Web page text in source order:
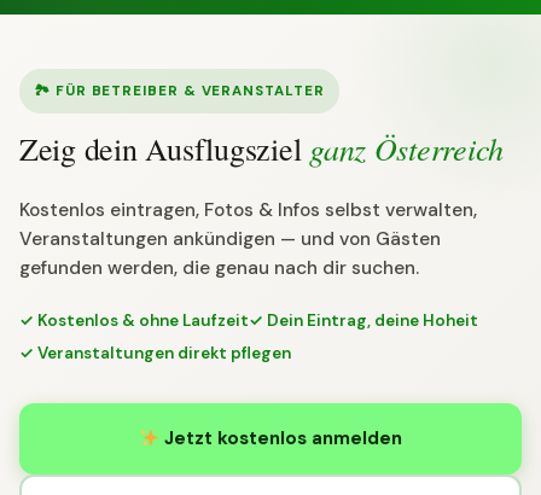
🏞 FÜR BETREIBER & VERANSTALTER
Zeig dein Ausflugsziel ganz Österreich
Kostenlos eintragen, Fotos & Infos selbst verwalten,
Veranstaltungen ankündigen — und von Gästen
gefunden werden, die genau nach dir suchen.
✓ Kostenlos & ohne Laufzeit✓ Dein Eintrag, deine Hoheit
✓ Veranstaltungen direkt pflegen
Jetzt kostenlos anmelden